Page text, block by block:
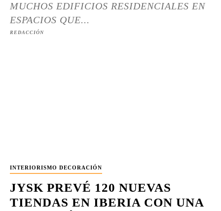
MUCHOS EDIFICIOS RESIDENCIALES EN
ESPACIOS QUE...
REDACCIÓN
INTERIORISMO DECORACIÓN
JYSK PREVÉ 120 NUEVAS
TIENDAS EN IBERIA CON UNA